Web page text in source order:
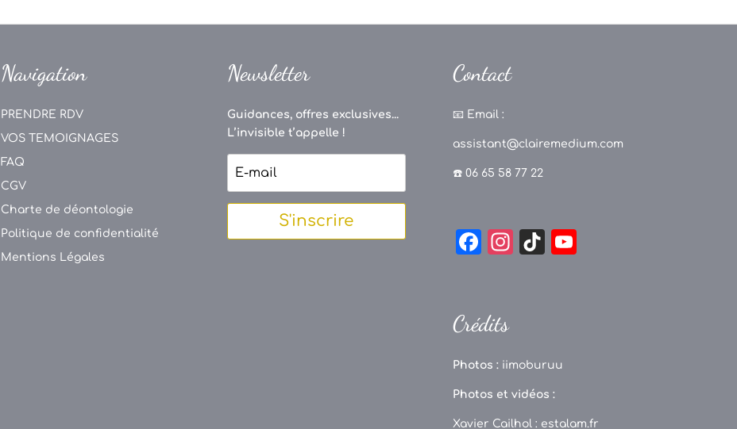
Navigation
PRENDRE RDV
VOS TEMOIGNAGES
FAQ
CGV
Charte de déontologie
Politique de confidentialité
Mentions Légales
Newsletter
Guidances, offres exclusives...
L’invisible t’appelle !
S'inscrire
Contact
📧 Email :
assistant@clairemedium.com
☎️ 06 65 58 77 22
F
e
o
o
k
In
a
m
Ti
C
Crédits
Photos : iimoburuu
Photos et vidéos :
Xavier Cailhol : estalam.fr